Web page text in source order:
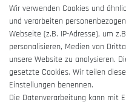
Wir verwenden Cookies und
und verarbeiten
Webseite (z.B. IP-Adresse), um
personalisieren, Medien von
unsere Website zu analysieren.
gesetzte Cookies. Wir teilen
Einstellungen benennen.
Die Datenverarbeitung kann mit